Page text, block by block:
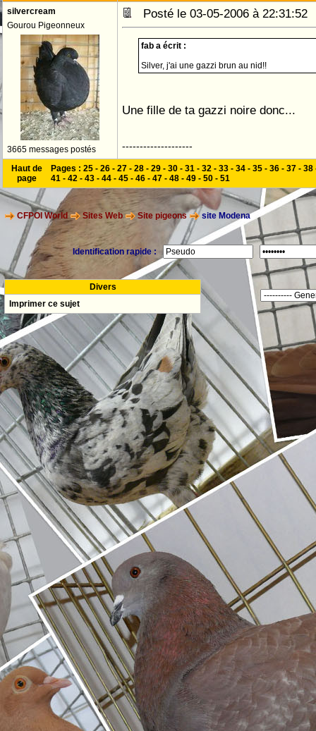
silvercream
Gourou Pigeonneux
3665 messages postés
Posté le 03-05-2006 à
fab a écrit :
Silver, j'ai une gazzi brun au nid!!
Une fille de ta gazzi noire donc...
--------------------
Haut de
page
Pages : 25 - 26 - 27 - 28 - 29 - 30 - 31 - 32 - 33 - 34 - 35 - 36 - 37 - 38
41 - 42 - 43 - 44 - 45 - 46 - 47 - 48 - 49 - 50 - 51
CFPOI World Sites Web Site pigeons site Modena
Identification rapide :
Divers
Imprimer ce sujet